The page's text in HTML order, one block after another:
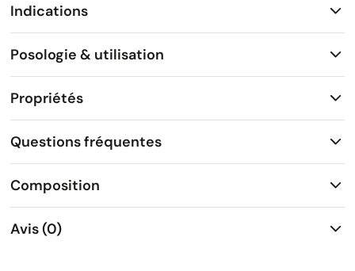
Indications
Posologie & utilisation
Propriétés
Questions fréquentes
Composition
Avis (0)